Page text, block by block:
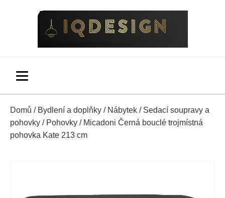
Domů / Bydlení a doplňky / Nábytek / Sedací soupravy a
pohovky / Pohovky / Micadoni Černá bouclé trojmístná
pohovka Kate 213 cm